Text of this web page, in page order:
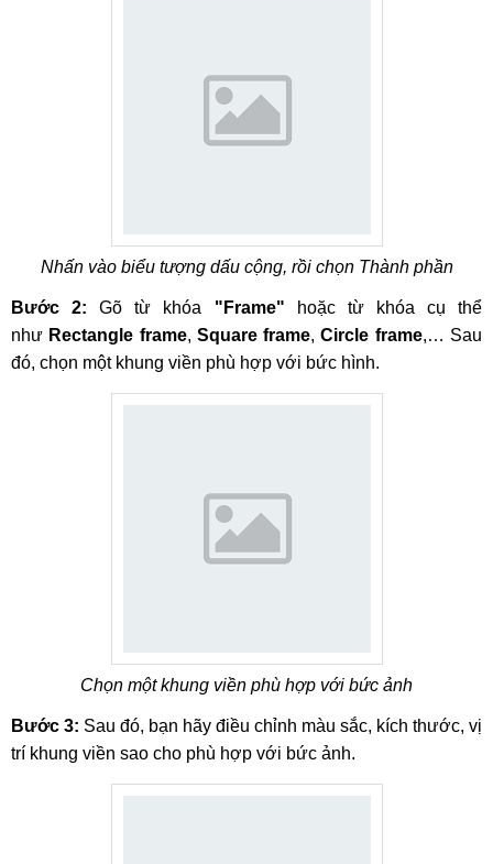
Nhấn vào biểu tượng dấu cộng, rồi chọn Thành phần
Bước 2: Gõ từ khóa "Frame" hoặc từ khóa cụ thể
như Rectangle frame, Square frame,Circle frame,… Sau
đó, chọn một khung viền phù hợp với bức hình.
Chọn một khung viền phù hợp với bức ảnh
Bước 3: Sau đó, bạn hãy điều chỉnh màu sắc, kích thước, vị
trí khung viền sao cho phù hợp với bức ảnh.